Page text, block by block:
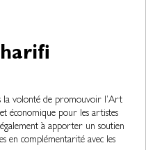
la volonté de promouvoir l’Art
économique pour les artistes
à apporter un soutien
en complémentarité avec les